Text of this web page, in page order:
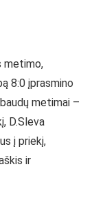
metimo,
8:0 įprasmino
metimai –
D.Sleva
į priekį,
ir